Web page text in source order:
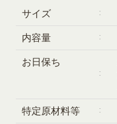
サイズ
内容量
お日保ち
特定原材料等